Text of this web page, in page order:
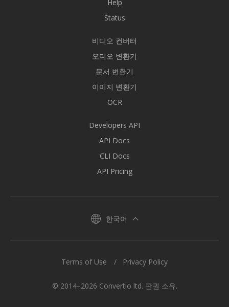
Help
Status
비디오 컨버터
오디오 변환기
문서 변환기
이미지 변환기
OCR
Developers API
API Docs
CLI Docs
API Pricing
한국어
© 2014–2026 Convertio ltd. 판권 소유.
Terms of Use Privacy Policy